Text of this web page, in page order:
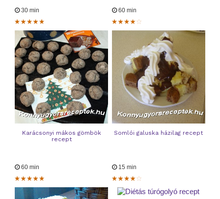
30 min
Karácsonyi mákos gömbök
recept
60 min
Somlói galuska házilag recept
60 min 15 min